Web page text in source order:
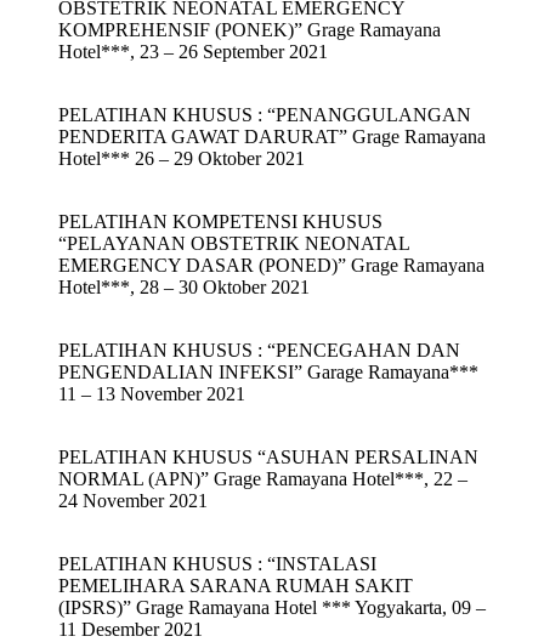
OBSTETRIK NEONATAL EMERGENCY
KOMPREHENSIF (PONEK)” Grage Ramayana
Hotel***, 23 – 26 September 2021
PELATIHAN KHUSUS : “PENANGGULANGAN
PENDERITA GAWAT DARURAT” Grage Ramayana
Hotel*** 26 – 29 Oktober 2021
PELATIHAN KOMPETENSI KHUSUS
“PELAYANAN OBSTETRIK NEONATAL
EMERGENCY DASAR (PONED)” Grage Ramayana
Hotel***, 28 – 30 Oktober 2021
PELATIHAN KHUSUS : “PENCEGAHAN DAN
PENGENDALIAN INFEKSI” Garage Ramayana***
11 – 13 November 2021
PELATIHAN KHUSUS “ASUHAN PERSALINAN
NORMAL (APN)” Grage Ramayana Hotel***, 22 –
24 November 2021
PELATIHAN KHUSUS : “INSTALASI
PEMELIHARA SARANA RUMAH SAKIT
(IPSRS)” Grage Ramayana Hotel *** Yogyakarta, 09 –
11 Desember 2021